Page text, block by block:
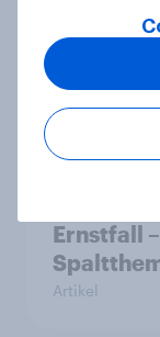
Ernstfall
Artikel